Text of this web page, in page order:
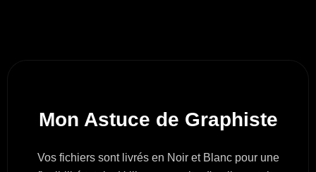
Mon Astuce de Graphiste
Vos fichiers sont livrés en Noir et Blanc pour une